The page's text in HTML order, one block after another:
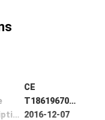
CE
T186196701, T1861967 02,T1861967 03,T1861967 04
Prescription Date
2016-12-07